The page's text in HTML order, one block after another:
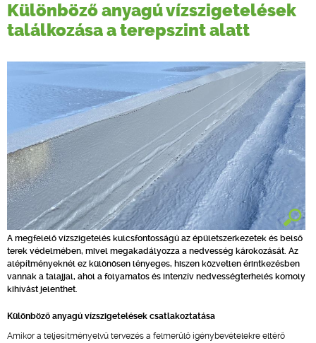
ONLINE KÉPZÉSEK
TERVEZÉSI SEGÉDLETEK
Különböző anyagú vízszigetelések
találkozása a terepszint alatt
A megfelelő vízszigetelés kulcsfontosságú az épületszerkezetek és belső
terek védelmében, mivel megakadályozza a nedvesség károkozását. Az
alépítményeknél ez különösen lényeges, hiszen közvetlen érintkezésben
vannak a talajjal, ahol a folyamatos és intenzív nedvességterhelés komoly
kihívást jelenthet.
Különböző anyagú vízszigetelések csatlakoztatása
Amikor a teljesítményelvű tervezés a felmerülő igénybevételekre eltérő